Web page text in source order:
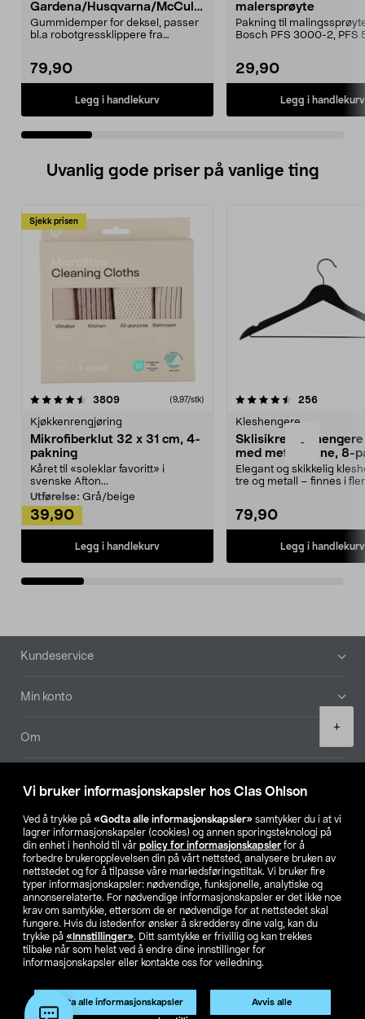
Vi bruker informasjonskapsler hos Clas Ohlson
Ved å trykke på «Godta alle informasjonskapsler» samtykker du i at vi
lagrer informasjonskapsler (cookies) og annen sporingsteknologi på
din enhet i henhold til vår policy for informasjonskapsler for å
forbedre brukeropplevelsen din på vårt nettsted, analysere bruken av
nettstedet og for å tilpasse våre markedsføringstiltak. Vi bruker fire
typer informasjonskapsler: nødvendige, funksjonelle, analytiske og
annonserelaterte. For nødvendige informasjonskapsler er det ikke noe
krav om samtykke, ettersom de er nødvendige for at nettstedet skal
fungere. Hvis du istedenfor ønsker å skreddersy dine valg, kan du
trykke på «Innstillinger». Ditt samtykke er frivillig og kan trekkes
tilbake når som helst ved å endre dine innstillinger for
informasjonskapsler eller kontakte oss for veiledning.
Godta alle informasjonskapsler Avvis alle
-
+
Legg i handlekurv
Gardena/Husqvarna/McCullo
ch/Flymo
Gummidemper for deksel, passer
bl.a robotgressklippere fra
79,90
Legg i handlekurv
malersprøyte
Pakning til
Bosch PFS 3000-2, PFS
29,90
Legg i handlekurv
Uvanlig gode priser på vanlige ting
Sjekk prisen
3809anmeldelser(9,97/stk)
Kjøkkenrengjøring
Mikrofiberklut 32 x 31 cm, 4-
pakning
Kåret til «soleklar favoritt» i
svenske Afton...
Utførelse: Grå/beige
39,90
Legg i handlekurv
4.5av 5 stjerner 256
Kleshengere
Sklisikre
med metallpinne, 8-
Elegant og skikkelig
tre og metall – finnes i
79,90
Legg i handlekurv
4.5av 5 stjerner
Bunntekst
Kundeservice
Min konto
Om
Våre selskaper
Finn din butikk
SE NO FI
Privacy statement Medlemsvilkår Kjøpsvilkår For bedrifter